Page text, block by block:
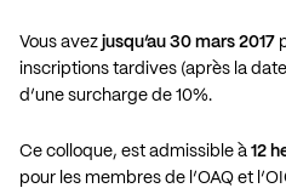
Vous avez jusqu’au 30 mars 2017
inscriptions tardives (après la
d’une surcharge de 10%.
Ce colloque, est admissible à 12
pour les membres de l’OAQ et